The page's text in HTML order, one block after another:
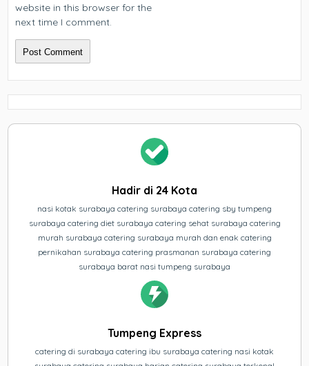
website in this browser for the
next time I comment.
Hadir di 24 Kota
nasi kotak surabaya catering surabaya catering sby tumpeng
surabaya catering diet surabaya catering sehat surabaya catering
murah surabaya catering surabaya murah dan enak catering
pernikahan surabaya catering prasmanan surabaya catering
surabaya barat nasi tumpeng surabaya
Tumpeng Express
catering di surabaya catering ibu surabaya catering nasi kotak